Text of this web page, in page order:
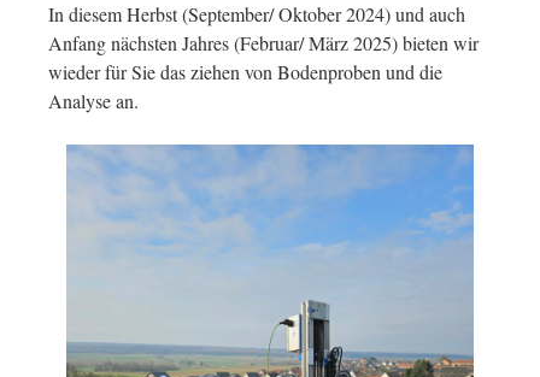
In diesem Herbst (September/ Oktober 2024) und auch
Anfang nächsten Jahres (Februar/ März 2025) bieten wir
wieder für Sie das ziehen von Bodenproben und die
Analyse an.